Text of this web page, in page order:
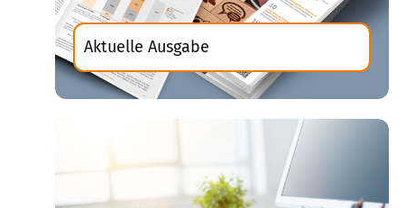
Aktuelle Ausgabe